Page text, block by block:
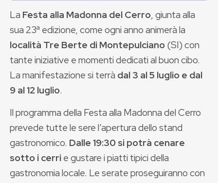
La Festa alla Madonna del Cerro, giunta alla
sua 23ª edizione, come ogni anno animerà la
località Tre Berte di Montepulciano(SI) con
tante iniziative e momenti dedicati al buon cibo.
La manifestazione si terrà dal 3 al 5 luglio e dal
9 al 12 luglio.
Il programma della Festa alla Madonna del Cerro
prevede tutte le sere l’apertura dello stand
gastronomico. Dalle 19:30 si potrà cenare
sotto i cerrie gustare i piatti tipici della
gastronomia locale. Le serate proseguiranno con